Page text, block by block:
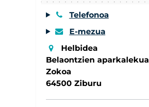
Telefonoa
E-mezua
Helbidea
Belaontzien aparkalekua
Zokoa
64500 Ziburu